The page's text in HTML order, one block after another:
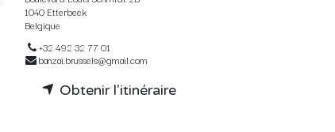
1040 Etterbeek
Belgique
+32 492 32 77 01
banzai.brussels@gmail.com
Obtenir l'itinéraire